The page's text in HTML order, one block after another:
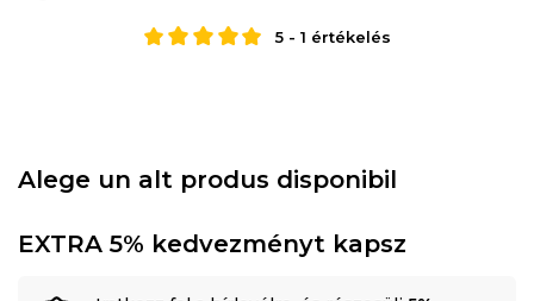
5- 1 értékelés
Alege un alt produs disponibil
EXTRA 5% kedvezményt kapsz